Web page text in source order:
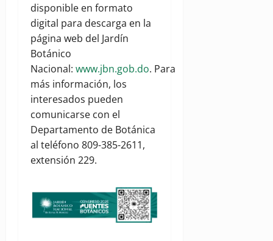
disponible en formato
digital para descarga en la
página web del Jardín
Botánico
Nacional: www.jbn.gob.do. Para
más información, los
interesados pueden
comunicarse con el
Departamento de Botánica
al teléfono 809-385-2611,
extensión 229.